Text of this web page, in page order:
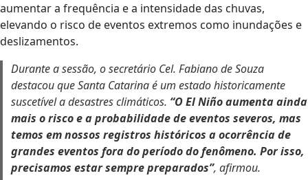
aumentar a frequência e a intensidade das chuvas,
elevando o risco de eventos extremos como inundações e
deslizamentos.
Durante a sessão, o secretário Cel. Fabiano de Souza
destacou que Santa Catarina é um estado historicamente
suscetível a desastres climáticos. “O El Niño aumenta ainda
mais o risco e a probabilidade de eventos severos, mas
temos em nossos registros históricos a ocorrência de
grandes eventos fora do período do fenômeno. Por isso,
precisamos estar sempre preparados”, afirmou.